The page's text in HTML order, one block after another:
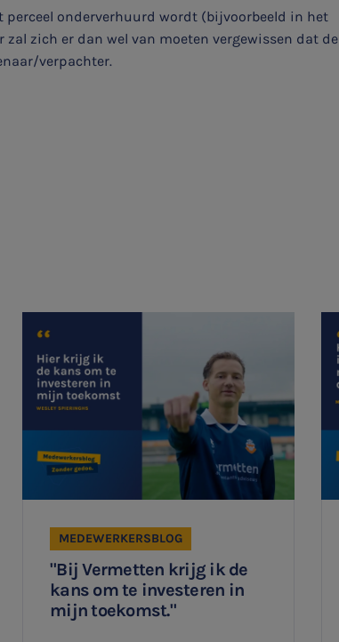
meldingen
onderverhuurd wordt (bijvoorbeeld in het
zich er dan wel van moeten vergewissen dat de
verpachter.
"Bij Vermetten krijg ik de
kans om te investeren in
mijn toekomst."
MEDEWERKERSBLOG